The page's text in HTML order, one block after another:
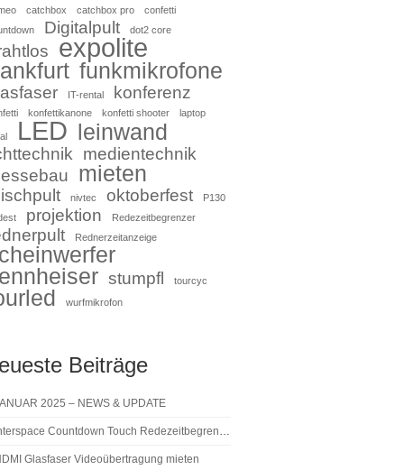
catchbox catchbox pro
confetti
Digitalpult dot2 core
expolite
funkmikrofone
IT-rental konferenz
konfettikanone konfetti shooter laptop
LED leinwand
medientechnik
mieten
nivtec oktoberfest
P130
projektion Redezeitbegrenzer
Rednerzeitanzeige
stumpfl tourcyc
wurfmikrofon
Beiträge
2025 – NEWS & UPDATE
Countdown Touch Redezeitbegrenzer
Glasfaser Videoübertragung mieten